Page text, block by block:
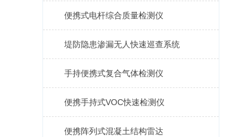
便携式电杆综合质量检测仪
堤防隐患渗漏无人快速巡查系统
手持便携式复合气体检测仪
便携手持式VOC快速检测仪
便携阵列式混凝土结构雷达